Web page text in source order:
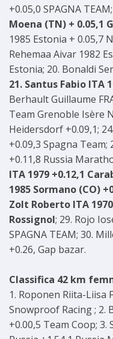
+0.05,0 SPAGNA TEAM;
Moena (TN) + 0.05,1
1985 Estonia + 0.05,7
Rehemaa Aivar 1982
Estonia; 20. Bonaldi
21. Santus Fabio ITA
Berhault Guillaume
Team Grenoble Isère
Heidersdorf +0.09,1;
+0.09,3 Spagna Team;
+0.11,8 Russia
ITA 1979 +0.12,1
1985 Sormano (CO)
Zolt Roberto ITA
Rossignol; 29. Rojo
SPAGNA TEAM; 30.
+0.26, Gap bazar.
Classifica 42 km
1. Roponen Riita-Liisa
Snowproof Racing ; 2.
+0.00,5 Team Coop; 3.